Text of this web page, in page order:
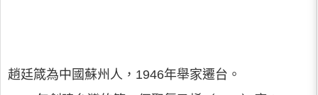
趙廷箴為中國蘇州人，1946年舉家遷台。